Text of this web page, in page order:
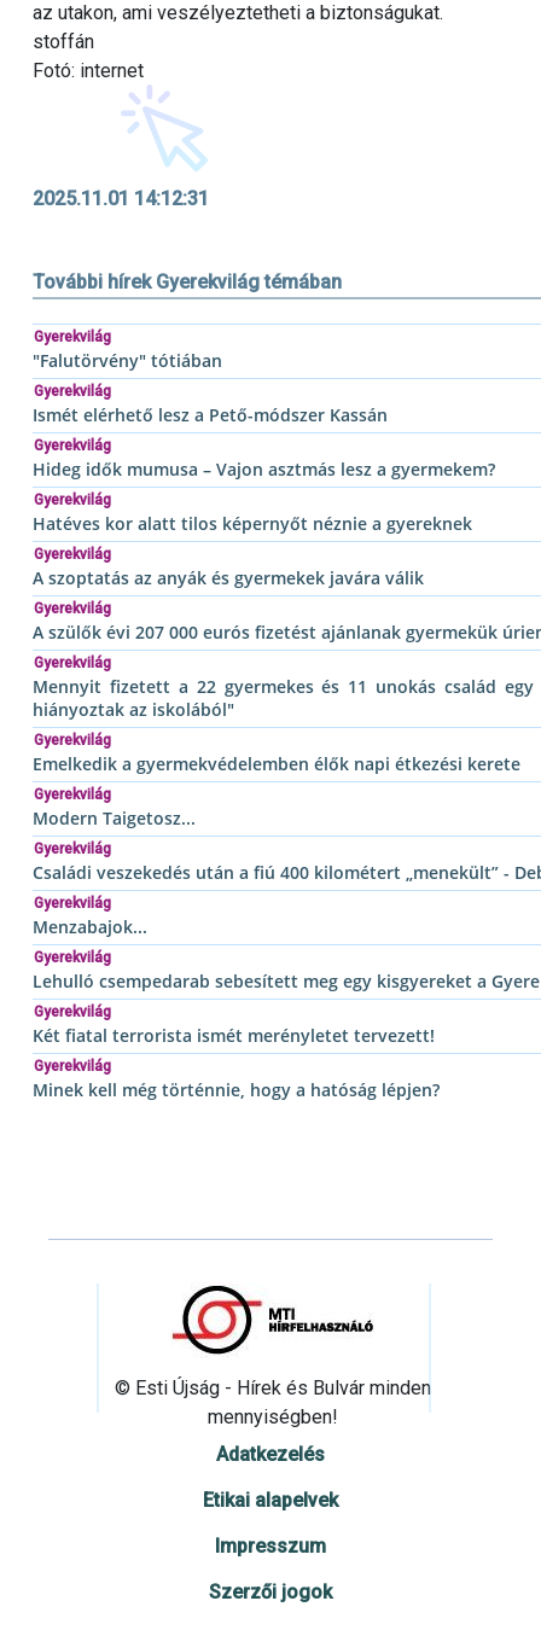
az utakon, ami veszélyeztetheti a biztonságukat.
stoffán
Fotó: internet
2025.11.01 14:12:31
További hírek Gyerekvilág témában
Gyerekvilág
"Falutörvény" tótiában
Gyerekvilág
Ismét elérhető lesz a Pető-módszer Kassán
Gyerekvilág
Hideg idők mumusa – Vajon asztmás lesz a gyermekem?
Gyerekvilág
Hatéves kor alatt tilos képernyőt néznie a gyereknek
Gyerekvilág
A szoptatás az anyák és gyermekek javára válik
Gyerekvilág
A szülők évi 207 000 eurós fizetést ajánlanak gyermekük
Gyerekvilág
Mennyit fizetett a 22 gyermekes és 11 unokás család
hiányoztak az iskolából"
Gyerekvilág
Emelkedik a gyermekvédelemben élők napi étkezési kerete
Gyerekvilág
Modern Taigetosz...
Gyerekvilág
Családi veszekedés után a fiú 400 kilométert „menekült” -
Gyerekvilág
Menzabajok...
Gyerekvilág
Lehulló csempedarab sebesített meg egy kisgyereket a
Gyerekvilág
Két fiatal terrorista ismét merényletet tervezett!
Gyerekvilág
Minek kell még történnie, hogy a hatóság lépjen?
© Esti Újság - Hírek és Bulvár minden
mennyiségben!
Adatkezelés
Etikai alapelvek
Impresszum
Szerzői jogok